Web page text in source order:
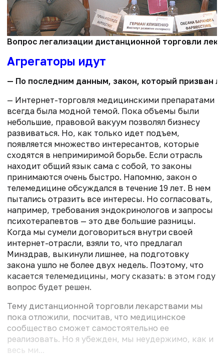
Вопрос легализации дистанционной торговли
Агрегаторы идут
— По последним данным, закон, который призван
— Интернет-торговля медицинскими препаратами
всегда была модной темой. Пока объемы были
небольшие, правовой вакуум позволял бизнесу
развиваться. Но, как только идет подъем,
появляется множество интересантов, которые
сходятся в непримиримой борьбе. Если отрасль
находит общий язык сама с собой, то законы
принимаются очень быстро. Напомню, закон о
телемедицине обсуждался в течение 19 лет. В нем
пытались отразить все интересы. Но согласовать,
например, требования эндокринологов и запросы
психотерапевтов — это две большие разницы.
Когда мы сумели договориться внутри своей
интернет-отрасли, взяли то, что предлагал
Минздрав, выкинули лишнее, на подготовку
закона ушло не более двух недель. Поэтому, что
касается телемедицины, могу сказать: в этом году
вопрос будет решен.
Тему дистанционной торговли лекарствами мы
пока отложили, посчитав, что медицинское
сообщество сможет самостоятельно ее
реализовать. Но я убежден, мы неудержимо, как и
весь ми...